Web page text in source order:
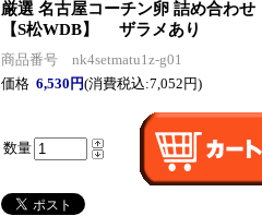
厳選 名古屋コーチン卵 詰め合わせ
【S松WDB】 ザラメあり
商品番号 nk4setmatu1z-g01
価格 6,530円(消費税込:7,052円)
数量